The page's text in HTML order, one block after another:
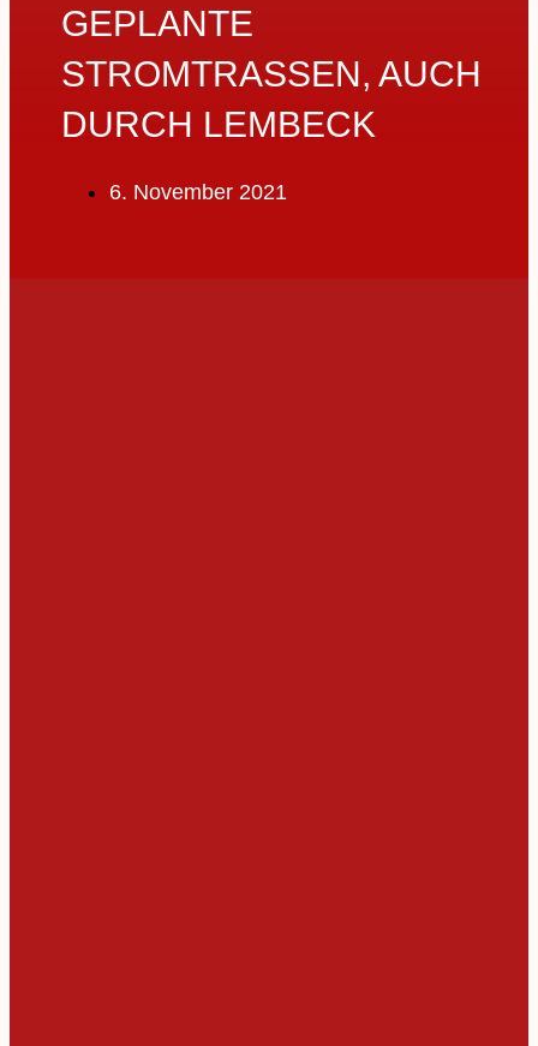
GEPLANTE
STROMTRASSEN, AUCH
DURCH LEMBECK
6. November 2021